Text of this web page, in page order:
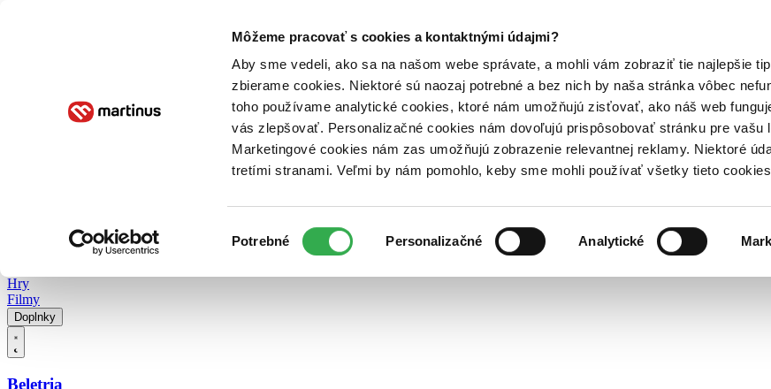
Môžeme pracovať s cookies a kontaktnými údajmi?
Aby sme vedeli, ako sa na našom webe správate, a mohli vám zobraziť tie najlepšie
zbierame cookies. Niektoré sú naozaj potrebné a bez nich by naša stránka vôbec
toho používame analytické cookies, ktoré nám umožňujú zisťovať, ako náš web
vás zlepšovať. Personalizačné cookies nám dovoľujú prispôsobovať stránku pre vašu
Marketingové cookies nám zas umožňujú zobrazenie relevantnej reklamy. Niektoré
tretími stranami. Veľmi by nám pomohlo, keby sme mohli používať všetky tieto
súhlasu
Potrebné Personalizačné Analytické
Poukážky Kontakt
Hry
Filmy
Doplnky
Beletria